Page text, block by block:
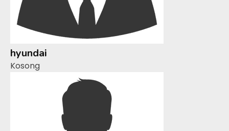
hyundai
Kosong